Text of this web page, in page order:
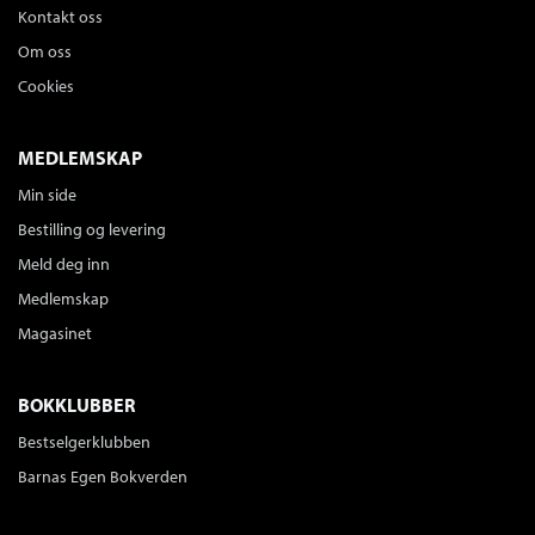
Kontakt oss
Om oss
Cookies
MEDLEMSKAP
Min side
Bestilling og levering
Meld deg inn
Medlemskap
Magasinet
BOKKLUBBER
Bestselgerklubben
Barnas Egen Bokverden